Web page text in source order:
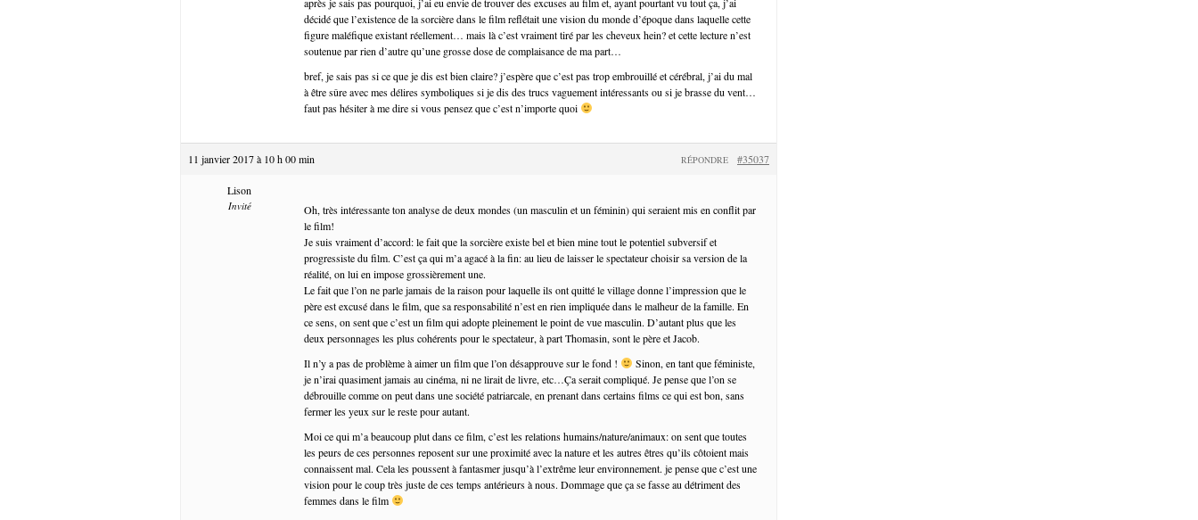
décidé que l’existence de la sorcière dans le film reflétait une vision du monde d’époque dans laquelle cette
figure maléfique existant réellement… mais là c’est vraiment tiré par les cheveux hein? et cette lecture n’est
soutenue par rien d’autre qu’une grosse dose de complaisance de ma part…
bref, je sais pas si ce que je dis est bien claire? j’espère que c’est pas trop embrouillé et cérébral, j’ai du mal
à être sûre avec mes délires symboliques si je dis des trucs vaguement intéressants ou si je brasse du vent…
faut pas hésiter à me dire si vous pensez que c’est n’importe quoi
11 janvier 2017 à 10 h 00 min #35037
RÉPONDRE
Lison
Invité
Oh, très intéressante ton analyse de deux mondes (un masculin et un féminin) qui seraient mis en conflit par
le film!
Je suis vraiment d’accord: le fait que la sorcière existe bel et bien mine tout le potentiel subversif et
progressiste du film. C’est ça qui m’a agacé à la fin: au lieu de laisser le spectateur choisir sa version de la
réalité, on lui en impose grossièrement une.
Le fait que l’on ne parle jamais de la raison pour laquelle ils ont quitté le village donne l’impression que le
père est excusé dans le film, que sa responsabilité n’est en rien impliquée dans le malheur de la famille. En
ce sens, on sent que c’est un film qui adopte pleinement le point de vue masculin. D’autant plus que les
deux personnages les plus cohérents pour le spectateur, à part Thomasin, sont le père et Jacob.
Il n’y a pas de problème à aimer un film que l’on désapprouve sur le fond !
Sinon, en tant que féministe,
je n’irai quasiment jamais au cinéma, ni ne lirait de livre, etc…Ça serait compliqué. Je pense que l’on se
débrouille comme on peut dans une société patriarcale, en prenant dans certains films ce qui est bon, sans
fermer les yeux sur le reste pour autant.
Moi ce qui m’a beaucoup plut dans ce film, c’est les relations humains/nature/animaux: on sent que toutes
les peurs de ces personnes reposent sur une proximité avec la nature et les autres êtres qu’ils côtoient mais
connaissent mal. Cela les poussent à fantasmer jusqu’à l’extrême leur environnement. je pense que c’est une
vision pour le coup très juste de ces temps antérieurs à nous. Dommage que ça se fasse au détriment des
femmes dans le film